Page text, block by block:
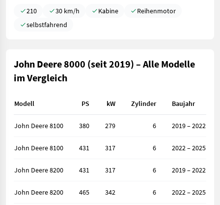
210 30 km/h Kabine
Reihenmotor
selbstfahrend
John Deere 8000 (seit 2019) – Alle Modelle
im Vergleich
Modell PS kW Zylinder Baujahr
John Deere 8100 380 279 6 2019 – 2022
John Deere 8100 431 317 6 2022 – 2025
John Deere 8200 431 317 6 2019 – 2022
John Deere 8200 465 342 6 2022 – 2025